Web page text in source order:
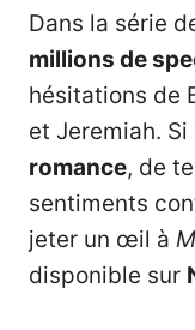
Dans la série
millions de
hésitations de
et Jeremiah.
romance, de
sentiments
jeter un œil à
disponible sur